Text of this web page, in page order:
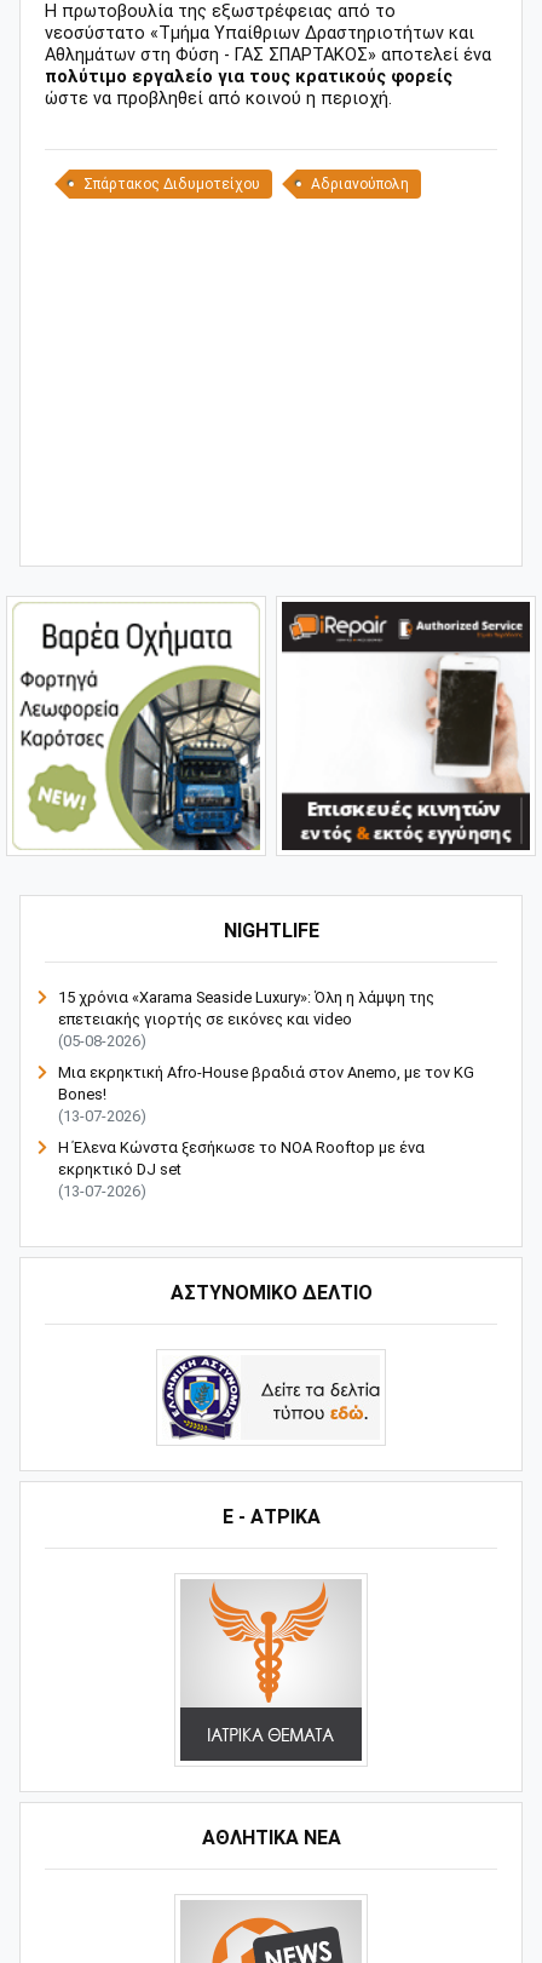
NIGHTLIFE
15 χρόνια «Xarama Seaside Luxury»: Όλη η λάμψη της
επετειακής γιορτής σε εικόνες και video
(05-08-2026)
Μια εκρηκτική Afro-House βραδιά στον Anemo, με τον KG
Bones!
(13-07-2026)
Η Έλενα Κώνστα ξεσήκωσε το NOA Rooftop με ένα
εκρηκτικό DJ set
(13-07-2026)
ΑΣΤΥΝΟΜΙΚΟ ΔΕΛΤΙΟ
Ε - ΑΤΡΙΚΑ
ΑΘΛΗΤΙΚΆ ΝΈΑ
Η πρωτοβουλία της εξωστρέφειας από το
νεοσύστατο «Τμήμα Υπαίθριων Δραστηριοτήτων και
Αθλημάτων στη Φύση - ΓΑΣ ΣΠΑΡΤΑΚΟΣ» αποτελεί ένα
πολύτιμο εργαλείο για τους κρατικούς φορείς
ώστε να προβληθεί από κοινού η περιοχή.
Σπάρτακος Διδυμοτείχου Αδριανούπολη